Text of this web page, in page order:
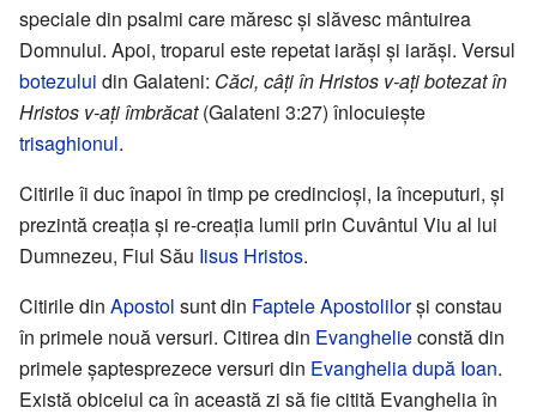
speciale din psalmi care măresc și slăvesc mântuirea
Domnului. Apoi, troparul este repetat iarăși și iarăși. Versul
botezului din Galateni: Căci, câți în Hristos v-ați botezat în
Hristos v-ați îmbrăcat(Galateni 3:27) înlocuiește
trisaghionul.
Citirile îi duc înapoi în timp pe credincioși, la începuturi, și
prezintă creația și re-creația lumii prin Cuvântul Viu al lui
Dumnezeu, Fiul Său Iisus Hristos.
Citirile din Apostol sunt din Faptele Apostolilorși constau
în primele nouă versuri. Citirea din Evanghelieconstă din
primele șaptesprezece versuri din Evanghelia după Ioan.
Există obiceiul ca în această zi să fie citită Evanghelia în